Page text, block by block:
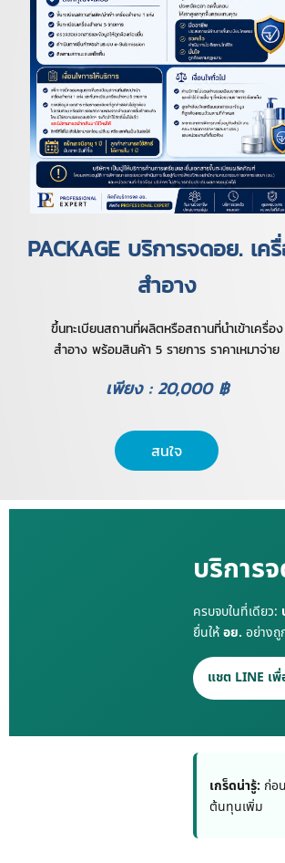
PACKAGE บริการจดอย. เค
สำอาง
ขึ้นทะเบียนสถานที่ผลิตหรือสถานที่นำเข้าเครื่อง
สำอาง พร้อมสินค้า 5 รายการ ราคาเหมาจ่าย
เพียง : 20,000 ฿
สนใจ
บริการ
ครบจบในที่เดียว:
ยื่นให้อย. อย่างถู
แชต LINE เพื่
เกร็ดน่ารู้: ก่อ
ต้นทุนเพิ่ม